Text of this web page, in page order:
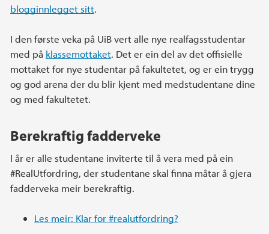
blogginnlegget sitt.
I den første veka på UiB vert alle nye realfagsstudentar
med på klassemottaket. Det er ein del av det offisielle
mottaket for nye studentar på fakultetet, og er ein trygg
og god arena der du blir kjent med medstudentane dine
og med fakultetet.
Berekraftig fadderveke
I år er alle studentane inviterte til å vera med på ein
#RealUtfordring, der studentane skal finna måtar å gjera
fadderveka meir berekraftig.
Les meir: Klar for #realutfordring?